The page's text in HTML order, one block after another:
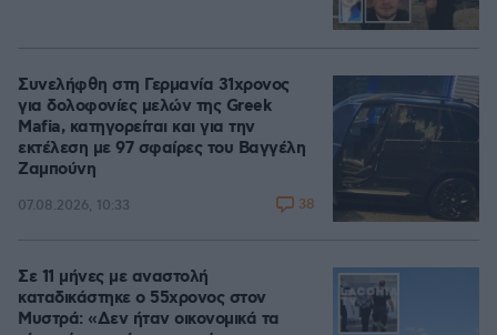
Συνελήφθη στη Γερμανία 31χρονος
για δολοφονίες μελών της Greek
Mafia, κατηγορείται και για την
εκτέλεση με 97 σφαίρες του Βαγγέλη
Ζαμπούνη
07.08.2026, 10:33 38
Σε 11 μήνες με αναστολή
καταδικάστηκε ο 55χρονος στον
Μυστρά: «Δεν ήταν οικονομικά τα